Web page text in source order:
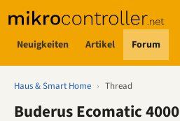
Neuigkeiten Artikel Forum
Haus & Smart Home › Thread
Buderus Ecomatic 4000